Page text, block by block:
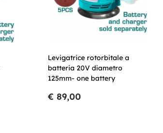
Levigatrice rotorbitale a
batteria 20V diametro
125mm- one battery
€ 89,00